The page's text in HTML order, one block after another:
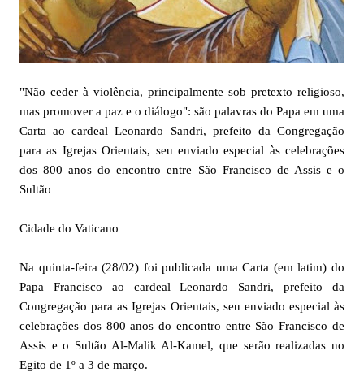
"Não ceder à violência, principalmente sob pretexto religioso,
mas promover a paz e o diálogo": são palavras do Papa em uma
Carta ao cardeal Leonardo Sandri, prefeito da Congregação
para as Igrejas Orientais, seu enviado especial às celebrações
dos 800 anos do encontro entre São Francisco de Assis e o
Sultão
Cidade do Vaticano
Na quinta-feira (28/02) foi publicada uma Carta (em latim) do
Papa Francisco ao cardeal Leonardo Sandri, prefeito da
Congregação para as Igrejas Orientais, seu enviado especial às
celebrações dos 800 anos do encontro entre São Francisco de
Assis e o Sultão Al-Malik Al-Kamel, que serão realizadas no
Egito de 1º a 3 de março.